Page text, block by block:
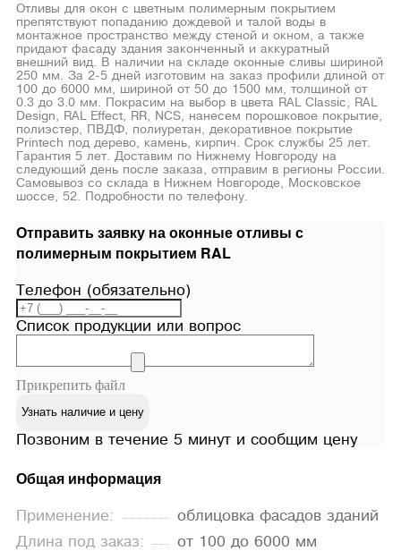
Отливы для окон с цветным полимерным покрытием
препятствуют попаданию дождевой и талой воды в
монтажное пространство между стеной и окном, а также
придают фасаду здания законченный и аккуратный
внешний вид. В наличии на складе оконные сливы шириной
250 мм. За 2-5 дней изготовим на заказ профили длиной от
100 до 6000 мм, шириной от 50 до 1500 мм, толщиной от
0.3 до 3.0 мм. Покрасим на выбор в цвета RAL Classic, RAL
Design, RAL Effect, RR, NCS, нанесем порошковое покрытие,
полиэстер, ПВДФ, полиуретан, декоративное покрытие
Printech под дерево, камень, кирпич. Срок службы 25 лет.
Гарантия 5 лет. Доставим по Нижнему Новгороду на
следующий день после заказа, отправим в регионы России.
Самовывоз со склада в Нижнем Новгороде, Московское
шоссе, 52. Подробности по телефону.
Отправить заявку на оконные отливы с
полимерным покрытием RAL
Телефон (обязательно)
Список продукции или вопрос
Прикрепить файл
Узнать наличие и цену
Позвоним в течение 5 минут и сообщим цену
Общая информация
Применение:
облицовка фасадов зданий
Длина под заказ:
от 100 до 6000 мм